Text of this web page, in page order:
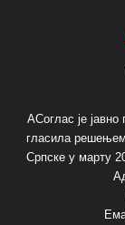
АСоглас је јавно
гласила
Српске у марту